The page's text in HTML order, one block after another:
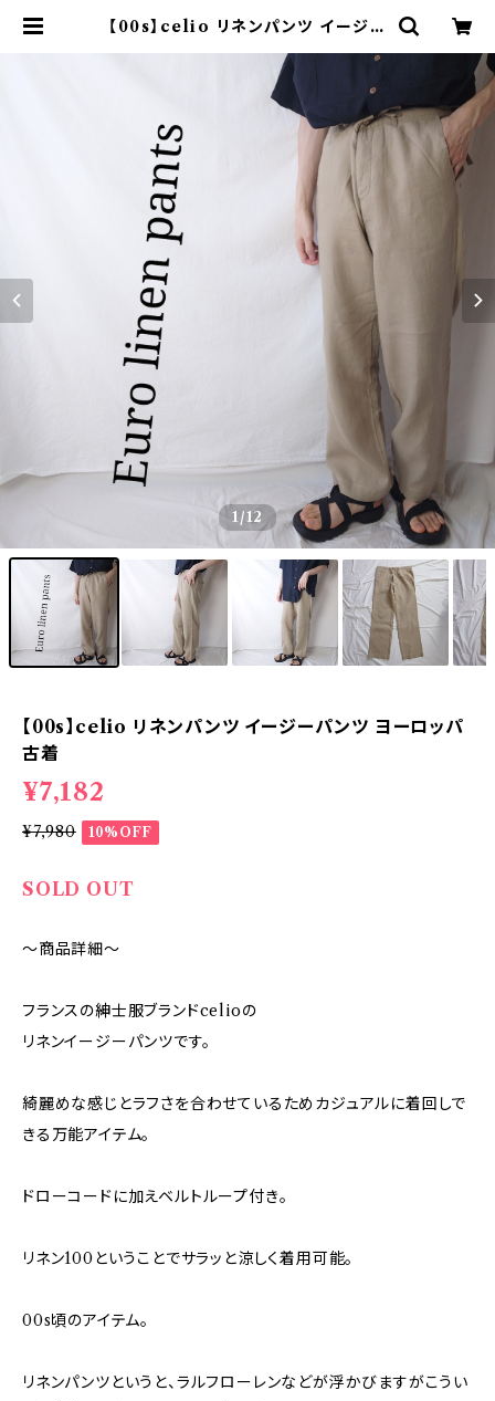
【00s】celio リネンパンツ イージー
古着屋 9chord
1/12
【00s】celio リネンパンツ イージーパンツ ヨーロッパ
古着
¥7,182
¥7,980 10%OFF
SOLD OUT
～商品詳細～
フランスの紳士服ブランドcelioの
リネンイージーパンツです。
綺麗めな感じとラフさを合わせているためカジュアルに着回しで
きる万能アイテム。
ドローコードに加えベルトループ付き。
リネン100ということでサラッと涼しく着用可能。
00s頃のアイテム。
リネンパンツというと、ラルフローレンなどが浮かびますがこうい